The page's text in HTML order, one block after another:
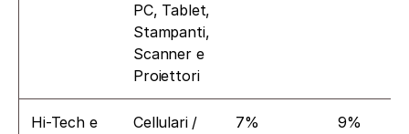
PC, Tablet,
Stampanti,
Scanner e
Proiettori
Hi-Tech e
Cellulari /
7% 9%